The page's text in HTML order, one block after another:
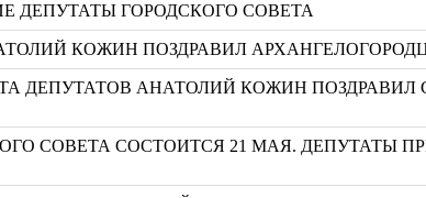
ДЕПУТАТЫ ГОРОДСКОГО СОВЕТА
КОЖИН ПОЗДРАВИЛ
ДЕПУТАТОВ АНАТОЛИЙ КОЖИН
СОВЕТА СОСТОИТСЯ 21 МАЯ.